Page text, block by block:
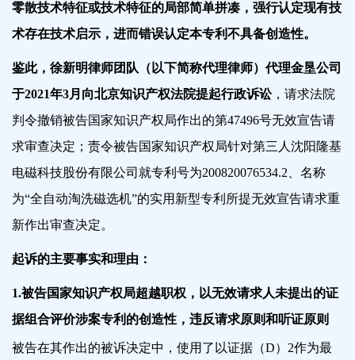
零散技术特征或技术特征的局部简单拼凑，强行认定现有技
术存在技术启示，进而错误认定本专利不具备创造性。
鉴此，徐新明律师团队（以下简称代理律师）代理金垦公司
于2021年3月向北京知识产权法院提起行政诉讼，请求法院
判令撤销被告国家知识产权局作出的第47496号无效宣告请
求审查决定；责令被告国家知识产权局针对第三人沈阳隆基
电磁科技股份有限公司就专利号为200820076534.2、名称
为“全自动淘洗磁选机”的实用新型专利所提无效宣告请求重
新作出审查决定。
起诉的主要事实和理由：
1.被告国家知识产权局超越职权，以无效请求人未提出的证
据组合评价涉案专利的创造性，违反请求原则和听证原则
被告在其作出的被诉决定中，使用了以证据（D）2作为最